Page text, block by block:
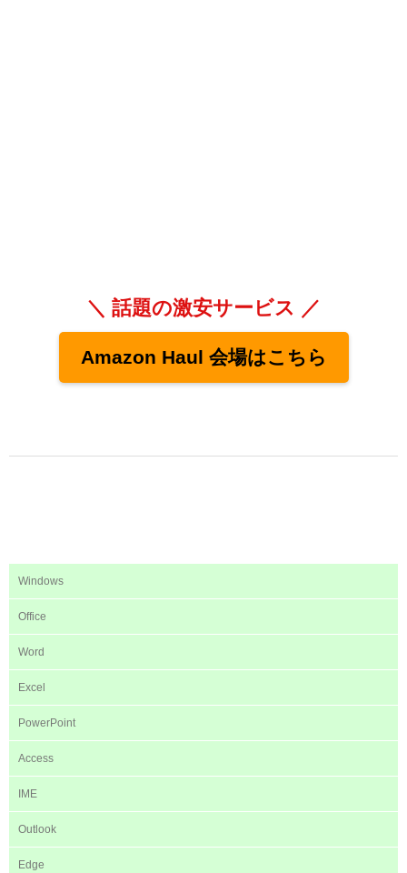
＼ 話題の激安サービス ／
Amazon Haul 会場はこちら
Windows
Office
Word
Excel
PowerPoint
Access
IME
Outlook
Edge